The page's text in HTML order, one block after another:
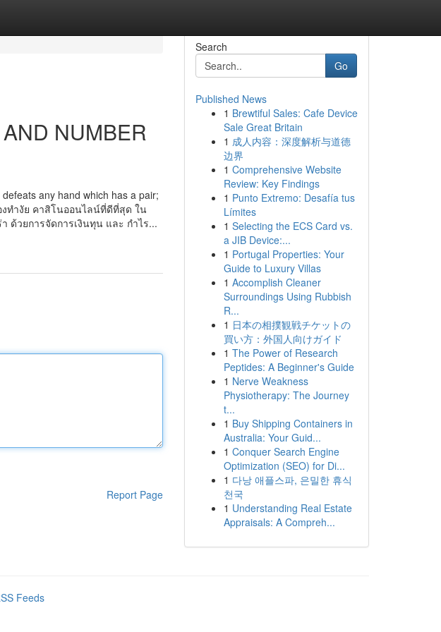
NUMBER
any hand which has a pair;
งทำงัย คาสิโนออนไลน์ที่ดีที่สุด ใน
ด้วยการจัดการเงินทุน และ กำไร...
Report Page
Search
Go
Published News
1 Brewtiful Sales: Cafe Device
Sale Great Britain
1 成人内容：深度解析与道德
边界
1 Comprehensive Website
Review: Key Findings
1 Punto Extremo: Desafía tus
Límites
1 Selecting the ECS Card vs.
a JIB Device:...
1 Portugal Properties: Your
Guide to Luxury Villas
1 Accomplish Cleaner
Surroundings Using Rubbish
R...
1 日本の相撲観戦チケットの
買い方：外国人向けガイド
1 The Power of Research
Peptides: A Beginner's Guide
1 Nerve Weakness
Physiotherapy: The Journey
t...
1 Buy Shipping Containers in
Australia: Your Guid...
1 Conquer Search Engine
Optimization (SEO) for Di...
1 다낭 애플스파, 은밀한 휴식
천국
1 Understanding Real Estate
Appraisals: A Compreh...
Feeds